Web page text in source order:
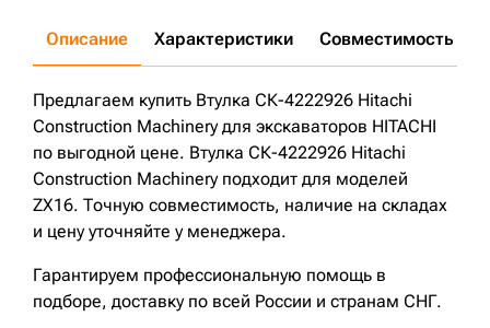
Описание Характеристики Совместимость
Предлагаем купить Втулка СК-4222926 Hitachi
Construction Machinery для экскаваторов HITACHI
по выгодной цене. Втулка СК-4222926 Hitachi
Construction Machinery подходит для моделей
ZX16. Точную совместимость, наличие на складах
и цену уточняйте у менеджера.
Гарантируем профессиональную помощь в
подборе, доставку по всей России и странам СНГ.